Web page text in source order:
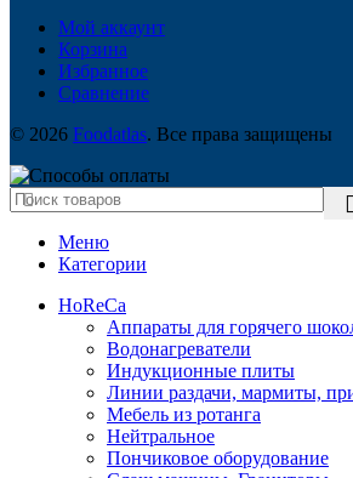
Мой аккаунт
Корзина
Избранное
Сравнение
© 2026 Foodatlas. Все права защищены
Меню
Категории
HoReCa
Аппараты для горячего
Водонагреватели
Индукционные плиты
Линии раздачи, мармиты,
Мебель из ротанга
Нейтральное
Пончиковое оборудование